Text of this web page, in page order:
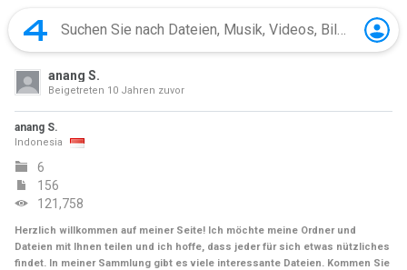
anang S.
Beigetreten 10 Jahren zuvor
anang S.
Indonesia
6
156
121,758
Herzlich willkommen auf meiner Seite! Ich möchte meine Ordner und
Dateien mit Ihnen teilen und ich hoffe, dass jeder für sich etwas nützliches
findet. In meiner Sammlung gibt es viele interessante Dateien. Kommen Sie